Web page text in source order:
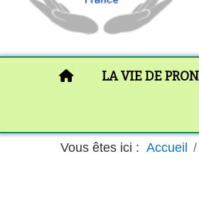
PRONATURA
LA VIE DE
Vous êtes ici : Accueil